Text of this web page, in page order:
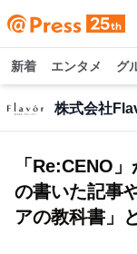
新着 エンタメ グ
株式会社
「Re:CENO
の書いた記事
アの教科書」